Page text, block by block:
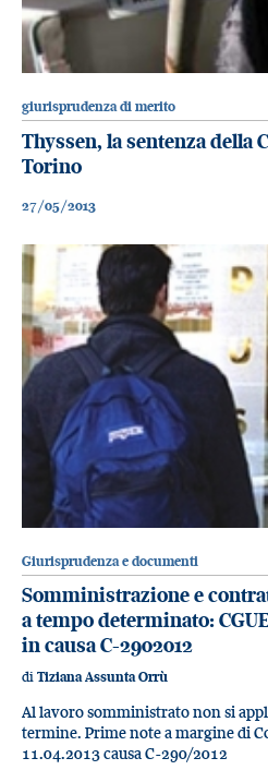
giurisprudenza di merito
Thyssen, la sentenza della
Torino
27/05/2013
Giurisprudenza e documenti
Somministrazione e
a tempo determinato: CGUE
in causa C-2902012
di Tiziana Assunta Orrù
Al lavoro somministrato non si
termine. Prime note a margine di
11.04.2013 causa C-290/2012